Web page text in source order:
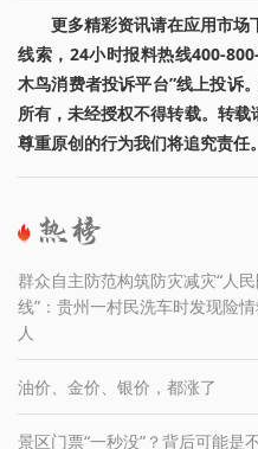
更多精彩资讯请在应用市场
线索，24小时报料热线400-
木鸟消费者投诉平台”线上投诉
所有，未经授权不得转载。转
尊重原创的行为我们将追究责任。
群众自主防范构筑防灾减灾“人
线”：贵州一村民洗车时发现险
人
油价、金价、银价，都涨了
景区门票“一秒没”？背后可能是